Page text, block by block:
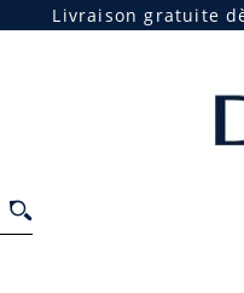
Livraison gratuite